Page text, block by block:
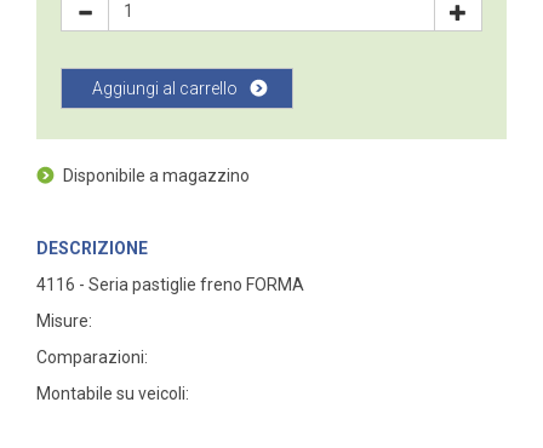
Aggiungi al carrello
Disponibile a magazzino
DESCRIZIONE
4116 - Seria pastiglie freno FORMA
Misure:
Comparazioni:
Montabile su veicoli: